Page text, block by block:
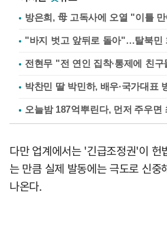
방은희, 母 고독사에 오열 "이틀
"바지 벗고 앞뒤로 돌아"…탈북민
전현무 "전 연인 집착·통제에 친
박찬민 딸 박민하, 배우·국가대표
다만 업계에서는 '긴급조정권'이 헌
는 만큼 실제 발동에는 극도로 신중
나온다.